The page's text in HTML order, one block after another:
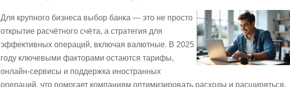
Для крупного бизнеса выбор банка — это не просто
открытие расчётного счёта, а стратегия для
эффективных операций, включая валютные. В 2025
году ключевыми факторами остаются тарифы,
онлайн-сервисы и поддержка иностранных
операций, что помогает компаниям оптимизировать расходы и расширяться.